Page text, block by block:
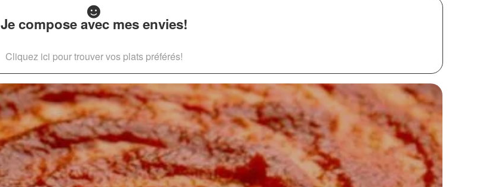
Je compose avec mes envies!
Cliquez ici pour trouver vos plats préférés!